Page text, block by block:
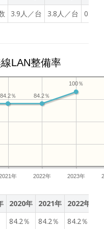
3.9人／台 3.8人／台 0.8人
LAN整備率
年 2022年 2023年
100％
84.2％
84.2％
2020年 2021年 2022年
84.2％ 84.2％ 84.2％